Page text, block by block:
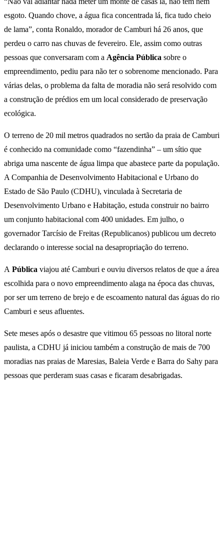
esgoto. Quando chove, a água fica concentrada lá, fica tudo cheio
de lama”, conta Ronaldo, morador de Camburi há 26 anos, que
perdeu o carro nas chuvas de fevereiro. Ele, assim como outras
pessoas que conversaram com a Agência Pública sobre o
empreendimento, pediu para não ter o sobrenome mencionado. Para
várias delas, o problema da falta de moradia não será resolvido com
a construção de prédios em um local considerado de preservação
ecológica.
O terreno de 20 mil metros quadrados no sertão da praia de Camburi
é conhecido na comunidade como “fazendinha” – um sítio que
abriga uma nascente de água limpa que abastece parte da população.
A Companhia de Desenvolvimento Habitacional e Urbano do
Estado de São Paulo (CDHU), vinculada à Secretaria de
Desenvolvimento Urbano e Habitação, estuda construir no bairro
um conjunto habitacional com 400 unidades. Em julho, o
governador Tarcísio de Freitas (Republicanos) publicou um decreto
declarando o interesse social na desapropriação do terreno.
A Pública viajou até Camburi e ouviu diversos relatos de que a área
escolhida para o novo empreendimento alaga na época das chuvas,
por ser um terreno de brejo e de escoamento natural das águas do rio
Camburi e seus afluentes.
Sete meses após o desastre que vitimou 65 pessoas no litoral norte
paulista, a CDHU já iniciou também a construção de mais de 700
moradias nas praias de Maresias, Baleia Verde e Barra do Sahy para
pessoas que perderam suas casas e ficaram desabrigadas.